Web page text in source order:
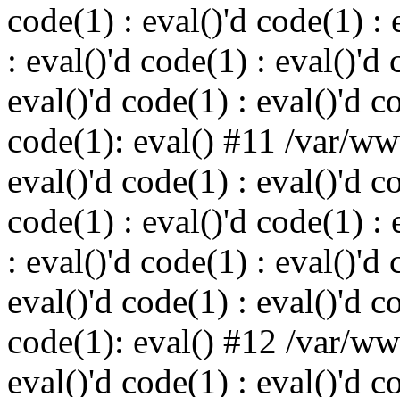
code(1) : eval()'d code(1) :
: eval()'d code(1) : eval()'d
eval()'d code(1) : eval()'d
code(1): eval() #11 /var/
eval()'d code(1) : eval()'d
code(1) : eval()'d code(1) :
: eval()'d code(1) : eval()'d
eval()'d code(1) : eval()'d
code(1): eval() #12 /var/
eval()'d code(1) : eval()'d